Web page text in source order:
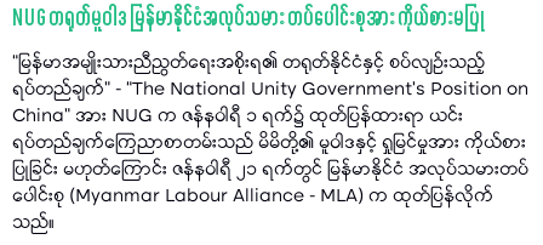
NUG တရုတ်မူဝါဒ မြန်မာနိုင်ငံအလုပ်သမား တပ်ပေါင်းစုအား ကိုယ်စားမပြု
“မြန်မာအမျိုးသားညီညွတ်ရေးအစိုးရ၏ တရုတ်နိုင်ငံနှင့် စပ်လျဉ်းသည့်
ရပ်တည်ချက်” - “The National Unity Government’s Position on
China” အား NUG က ဇန်နဝါရီ ၁ ရက်၌ ထုတ်ပြန်ထားရာ ယင်း
ရပ်တည်ချက်ကြေညာစာတမ်းသည် မိမိတို့၏ မူဝါဒနှင့် ရှုမြင်မှုအား ကိုယ်စား
ပြုခြင်း မဟုတ်ကြောင်း ဇန်နဝါရီ ၂၁ ရက်တွင် မြန်မာနိုင်ငံ အလုပ်သမားတပ်
ပေါင်းစု (Myanmar Labour Alliance - MLA) က ထုတ်ပြန်လိုက်
သည်။